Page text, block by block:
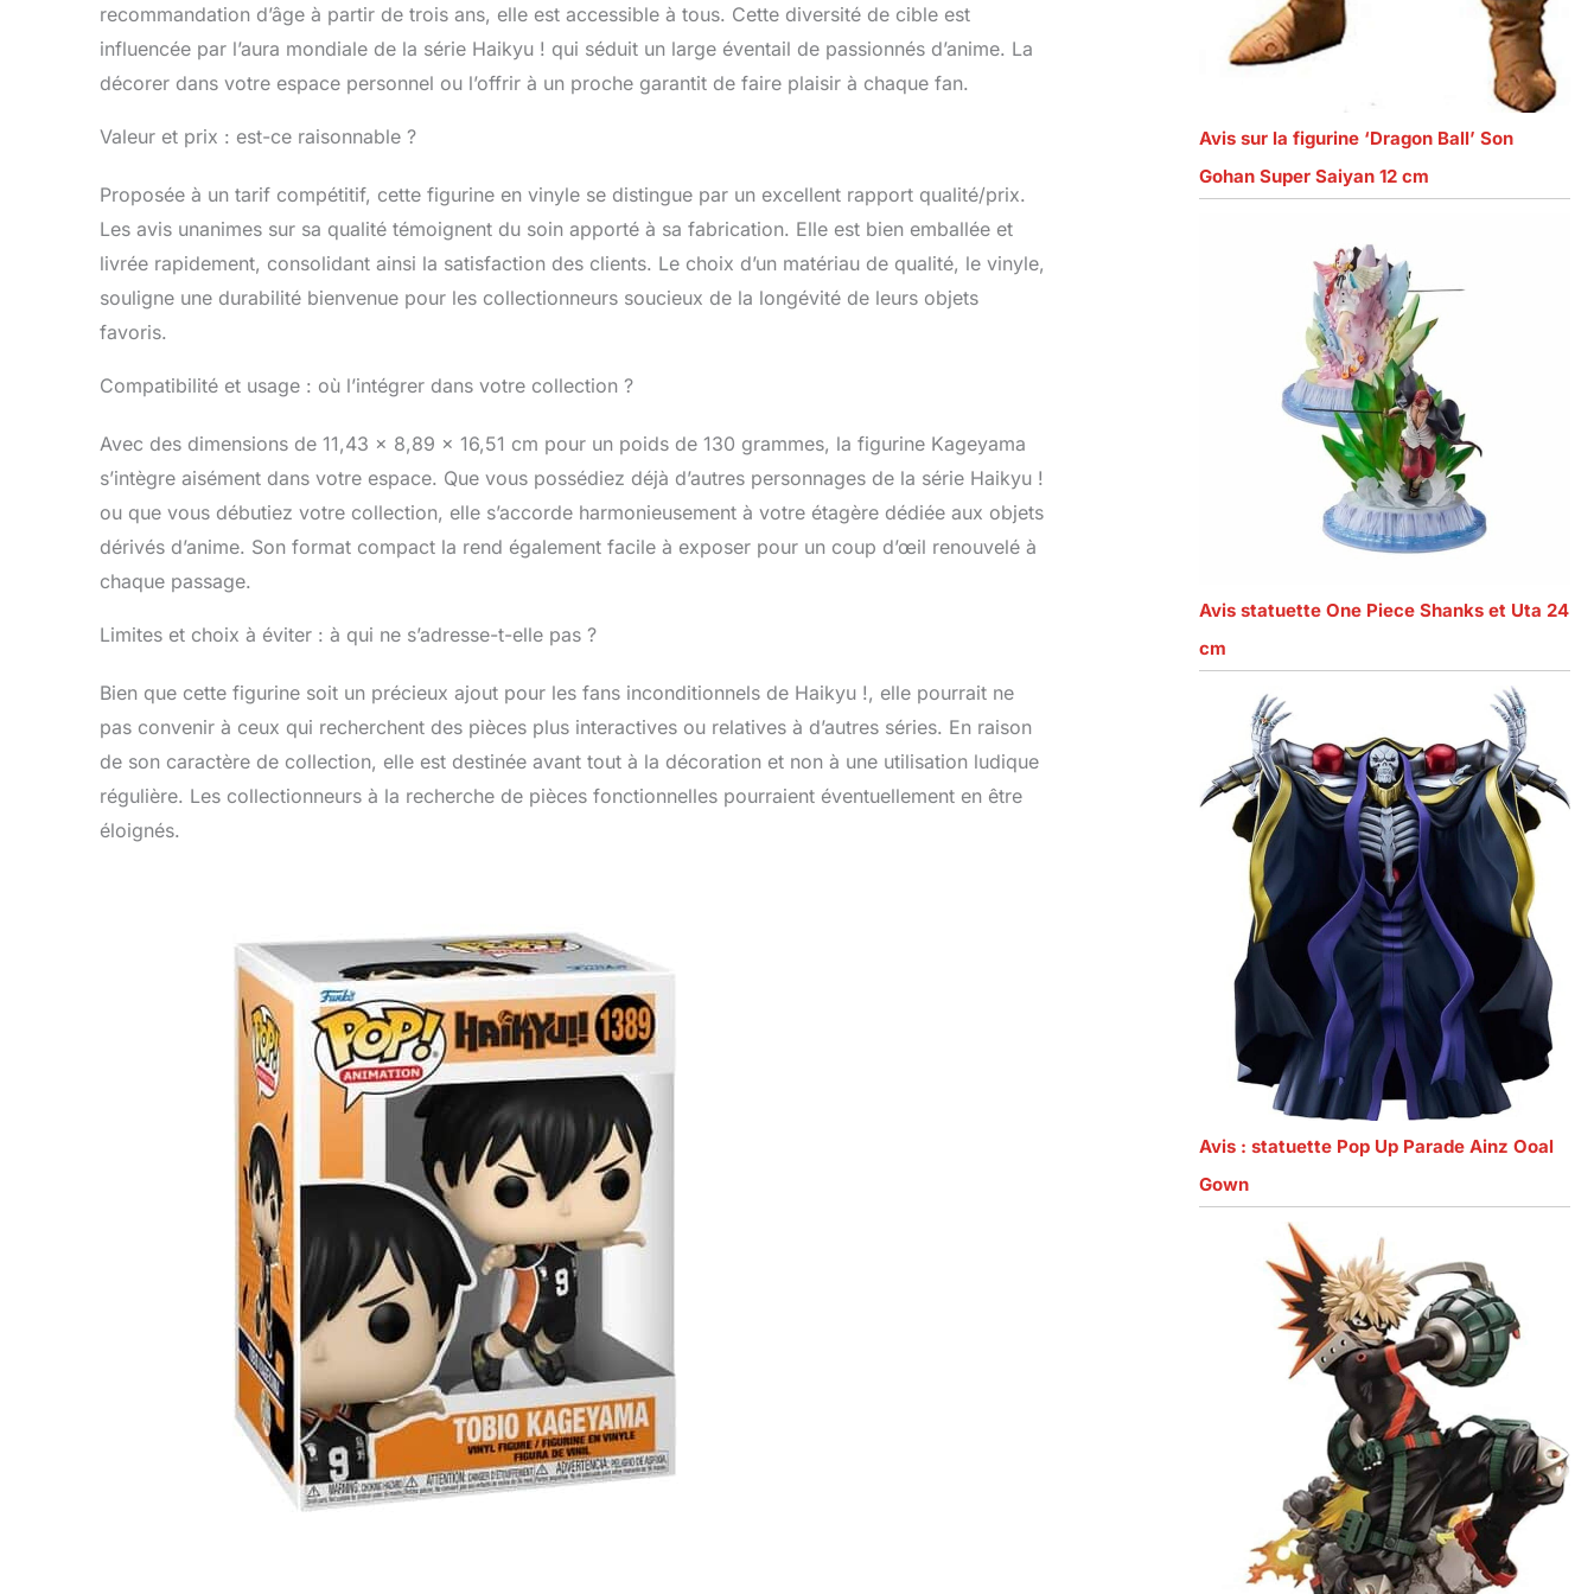
premier créateur de produits dérivés de la culture pop qui
comprend des figurines en vinyle, jouets articulés, peluches,
recommandation d’âge à partir de trois ans, elle est accessible à tous. Cette diversité de cible est
influencée par l’aura mondiale de la série Haikyu ! qui séduit un large éventail de passionnés d’anime. La
décorer dans votre espace personnel ou l’offrir à un proche garantit de faire plaisir à chaque fan.
Valeur et prix : est-ce raisonnable ?
Proposée à un tarif compétitif, cette figurine en vinyle se distingue par un excellent rapport qualité/prix.
Les avis unanimes sur sa qualité témoignent du soin apporté à sa fabrication. Elle est bien emballée et
livrée rapidement, consolidant ainsi la satisfaction des clients. Le choix d’un matériau de qualité, le vinyle,
souligne une durabilité bienvenue pour les collectionneurs soucieux de la longévité de leurs objets
favoris.
Compatibilité et usage : où l’intégrer dans votre collection ?
Avec des dimensions de 11,43 x 8,89 x 16,51 cm pour un poids de 130 grammes, la figurine Kageyama
s’intègre aisément dans votre espace. Que vous possédiez déjà d’autres personnages de la série Haikyu !
ou que vous débutiez votre collection, elle s’accorde harmonieusement à votre étagère dédiée aux objets
dérivés d’anime. Son format compact la rend également facile à exposer pour un coup d’œil renouvelé à
chaque passage.
Limites et choix à éviter : à qui ne s’adresse-t-elle pas ?
Bien que cette figurine soit un précieux ajout pour les fans inconditionnels de Haikyu !, elle pourrait ne
pas convenir à ceux qui recherchent des pièces plus interactives ou relatives à d’autres séries. En raison
de son caractère de collection, elle est destinée avant tout à la décoration et non à une utilisation ludique
régulière. Les collectionneurs à la recherche de pièces fonctionnelles pourraient éventuellement en être
éloignés.
Avis sur la figurine ‘Dragon Ball’ Son
Gohan Super Saiyan 12 cm
Avis statuette One Piece Shanks et Uta 24
cm
Avis : statuette Pop Up Parade Ainz Ooal
Gown